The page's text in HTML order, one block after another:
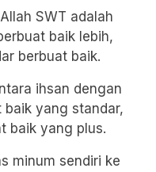
SWT adalah
baik lebih,
berbuat baik.
ihsan dengan
baik yang standar,
baik yang plus.
minum sendiri ke